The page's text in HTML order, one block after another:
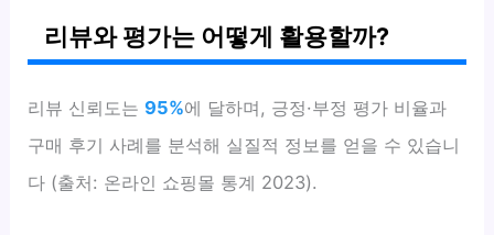
리뷰와 평가는 어떻게 활용할까?
리뷰 신뢰도는 95%에 달하며, 긍정·부정 평가 비율과
구매 후기 사례를 분석해 실질적 정보를 얻을 수 있습니
다 (출처: 온라인 쇼핑몰 통계 2023).